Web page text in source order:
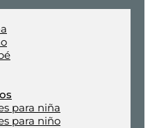
para niña
para niño